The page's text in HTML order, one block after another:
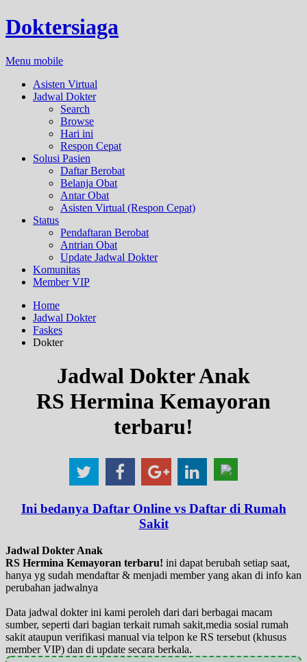
Doktersiaga
Menu mobile
Asisten Virtual
Jadwal Dokter
Search
Browse
Hari ini
Respon Cepat
Solusi Pasien
Daftar Berobat
Belanja Obat
Antar Obat
Asisten Virtual (Respon Cepat)
Status
Pendaftaran Berobat
Antrian Obat
Update Jadwal Dokter
Komunitas
Member VIP
Home
Jadwal Dokter
Faskes
Dokter
Jadwal Dokter Anak
RS Hermina Kemayoran
terbaru!
Ini bedanya Daftar Online vs Daftar di Rumah
Sakit
Jadwal Dokter Anak
RS Hermina Kemayoran terbaru! ini dapat berubah setiap saat,
hanya yg sudah mendaftar & menjadi member yang akan di info kan
perubahan jadwalnya
Data jadwal dokter ini kami peroleh dari dari berbagai macam
sumber, seperti dari bagian terkait rumah sakit,media sosial rumah
sakit ataupun verifikasi manual via telpon ke RS tersebut (khusus
member VIP) dan di update secara berkala.